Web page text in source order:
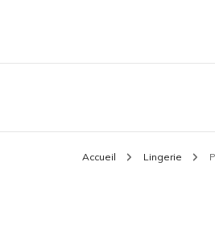
Accueil Lingerie